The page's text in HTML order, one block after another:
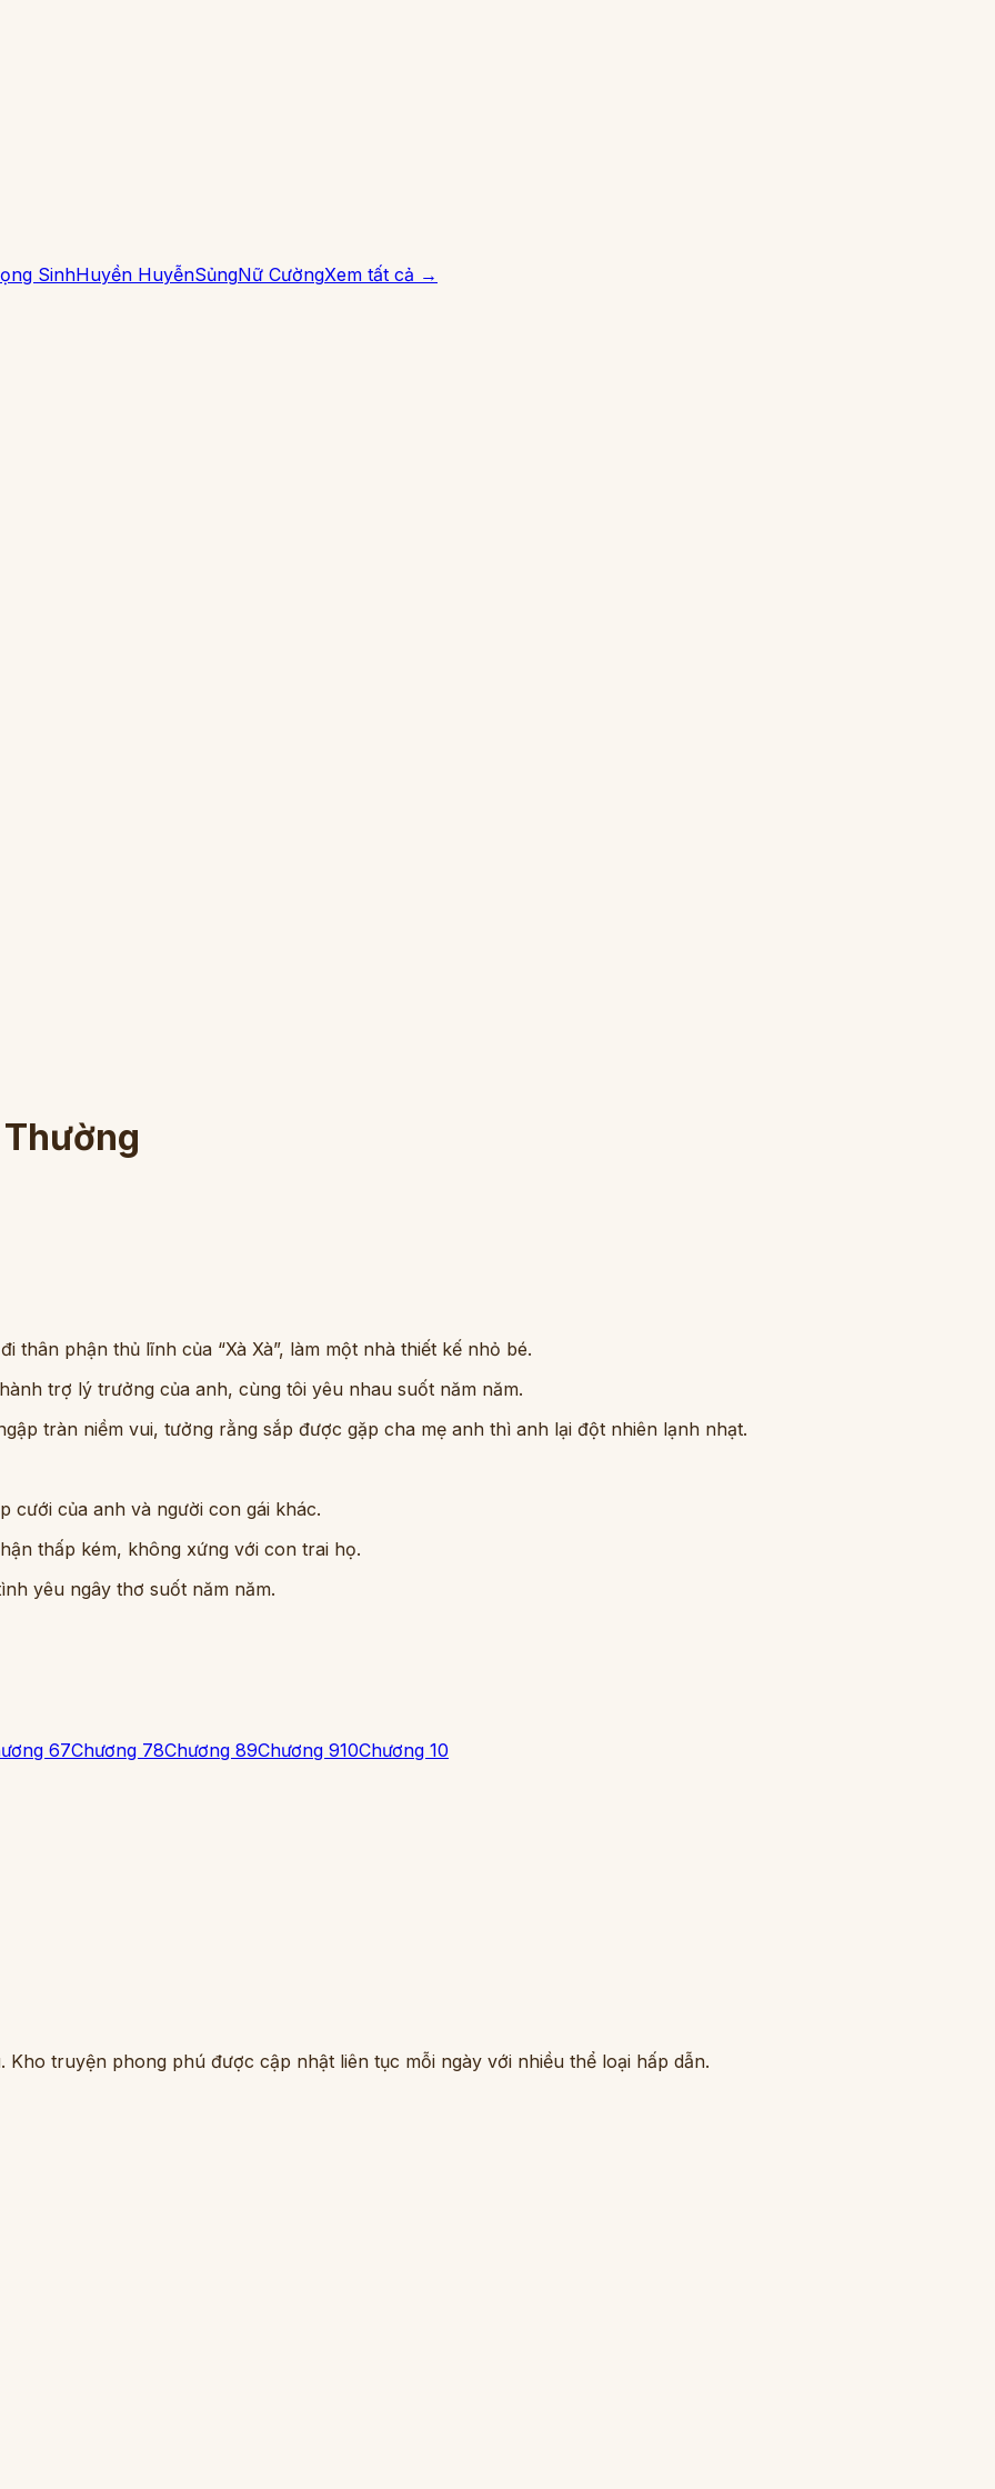
SinhHuyền HuyễnSủngNữ CườngXem tất cả →
phận thủ lĩnh của “Xà Xà”, làm một nhà thiết kế nhỏ bé.
trợ lý trưởng của anh, cùng tôi yêu nhau suốt năm năm.
tràn niềm vui, tưởng rằng sắp được gặp cha mẹ anh thì anh lại đột nhiên lạnh nhạt.
cưới của anh và người con gái khác.
thấp kém, không xứng với con trai họ.
yêu ngây thơ suốt năm năm.
67Chương 78Chương 89Chương 910Chương 10
truyện phong phú được cập nhật liên tục mỗi ngày với nhiều thể loại hấp dẫn.